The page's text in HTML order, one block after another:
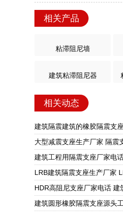
相关产品
粘滞阻尼墙
建筑粘滞阻尼器
相关动态